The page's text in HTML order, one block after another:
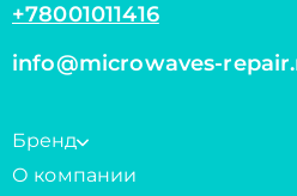
+78001011416
info@microwaves-
Бренд
О компании